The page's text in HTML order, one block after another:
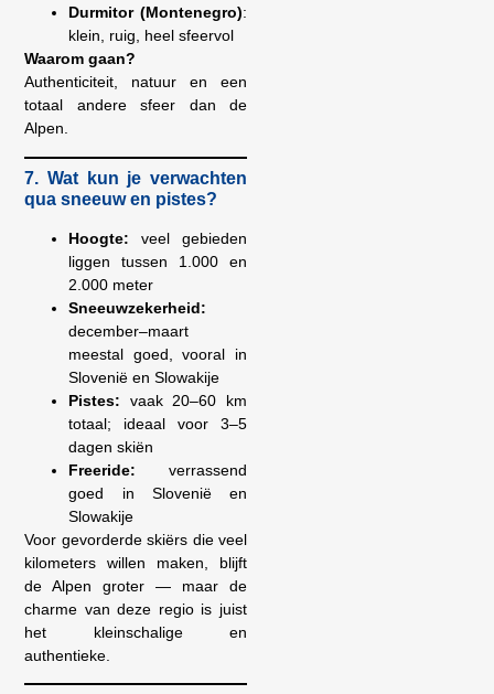
Durmitor (Montenegro):
klein, ruig, heel sfeervol
Waarom gaan?
Authenticiteit, natuur en een
totaal andere sfeer dan de
Alpen.
7. Wat kun je verwachten
qua sneeuw en pistes?
Hoogte: veel gebieden
liggen tussen 1.000 en
2.000 meter
Sneeuwzekerheid:
december–maart
meestal goed, vooral in
Slovenië en Slowakije
Pistes: vaak 20–60 km
totaal; ideaal voor 3–5
dagen skiën
Freeride: verrassend
goed in Slovenië en
Slowakije
Voor gevorderde skiërs die veel
kilometers willen maken, blijft
de Alpen groter — maar de
charme van deze regio is juist
het kleinschalige en
authentieke.